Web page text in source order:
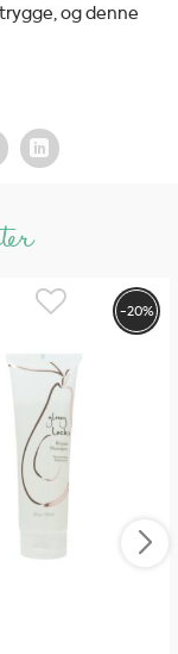
og denne
dufter,
nok for
naturlige
såpe, kjemiske
eller andre
og
-20%